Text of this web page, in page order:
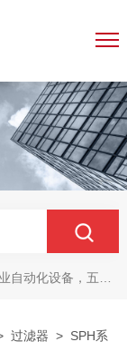
电线电缆，金属材料，电子
过滤器 > SPH系